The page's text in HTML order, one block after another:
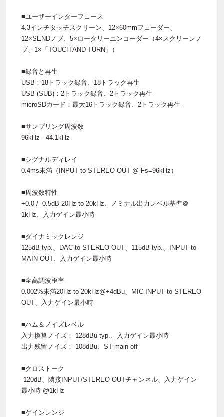
■ユーザーインターフェース
4.3インチタッチスクリーン、12×60mmフェーダー、
12×SENDノブ、5×ロータリーエンコーダー（4×スクリーンノ
ブ、1×「TOUCH AND TURN」）
■録音と再生
USB：18トラック録音、18トラック再生
USB (SUB)：2トラック録音、2トラック再生
microSDカード：最大16トラック録音、2トラック再生
■サンプリング周波数
96kHz - 44.1kHz
■シグナルディレイ
0.4ms未満（INPUT to STEREO OUT @ Fs=96kHz）
■周波数特性
+0.0 / -0.5dB 20Hz to 20kHz、ノミナル出力レベル基準＠
1kHz、入力ゲイン最小時
■ダイナミックレンジ
125dB typ.、DAC to STEREO OUT、115dB typ.、INPUT to
MAIN OUT、入力ゲイン最小時
■全高調波歪率
0.002%未満20Hz to 20kHz@+4dBu、MIC INPUT to STEREO
OUT、入力ゲイン最小時
■ハム＆ノイズレベル
入力換算ノイズ：-128dBu typ.、入力ゲイン最小時
出力残留ノイズ：-108dBu、ST main off
■クロストーク
-120dB、隣接INPUT/STEREO OUTチャンネル、入力ゲイン
最小時 @1kHz
■ゲインレンジ